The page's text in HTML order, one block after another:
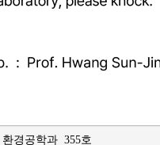
경공학과 355호